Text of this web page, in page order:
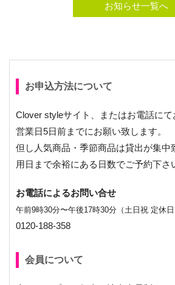
お知らせ一覧へ
お申込方法について
Clover styleサイト、またはお電話に
営業日5日前までにお願い致します。
但し人気商品・季節商品は貸出が集中
用日まで余裕にある日数でご予約下さ
お電話によるお問い合せ
午前9時30分〜午後17時30分（土日祝 定休日
0120-188-358
会員について